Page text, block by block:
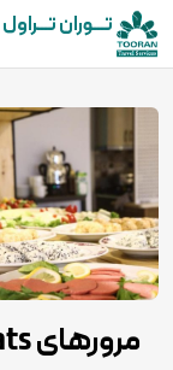
تـــوران تـــراول
مرورهای neva flats